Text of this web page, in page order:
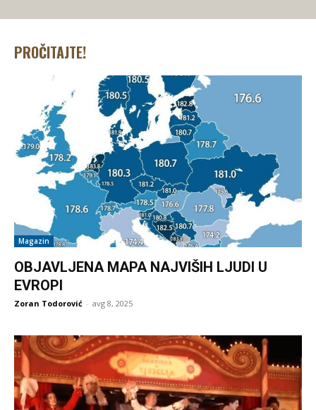
PROČITAJTE!
Magazin
OBJAVLJENA MAPA NAJVIŠIH LJUDI U
EVROPI
Zoran Todorović - avg 8, 2025